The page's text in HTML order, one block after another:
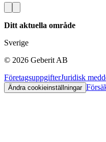
Ditt aktuella område
Sverige
© 2026 Geberit AB
FöretagsuppgifterJuridisk
Ändra cookieinställningar